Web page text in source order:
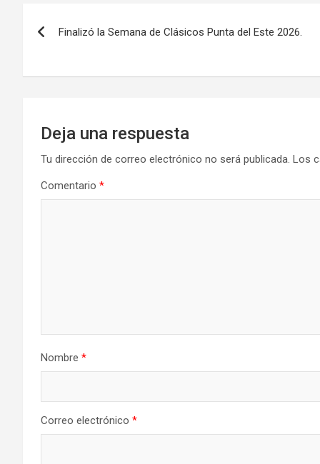
o
o
tir
de
entradas
Finalizó la Semana de Clásicos Punta del Este 2026.
Deja una respuesta
Tu dirección de correo electrónico no será publicada. Los
Comentario *
Nombre *
Correo electrónico *